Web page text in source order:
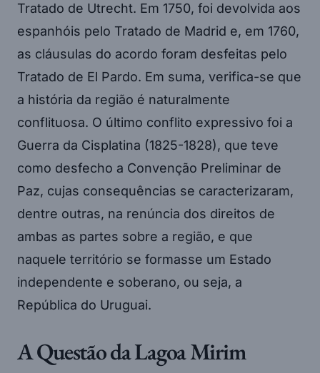
Tratado de Utrecht. Em 1750, foi devolvida aos
espanhóis pelo Tratado de Madrid e, em 1760,
as cláusulas do acordo foram desfeitas pelo
Tratado de El Pardo. Em suma, verifica-se que
a história da região é naturalmente
conflituosa. O último conflito expressivo foi a
Guerra da Cisplatina (1825-1828), que teve
como desfecho a Convenção Preliminar de
Paz, cujas consequências se caracterizaram,
dentre outras, na renúncia dos direitos de
ambas as partes sobre a região, e que
naquele território se formasse um Estado
independente e soberano, ou seja, a
República do Uruguai.
A Questão da Lagoa Mirim